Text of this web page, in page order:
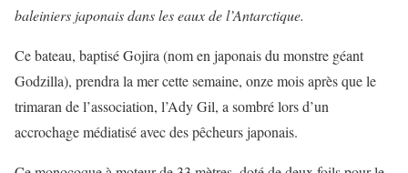
baleiniers japonais dans les eaux de l’Antarctique.
Ce bateau, baptisé Gojira (nom en japonais du monstre géant
Godzilla), prendra la mer cette semaine, onze mois après que le
trimaran de l’association, l’Ady Gil, a sombré lors d’un
accrochage médiatisé avec des pêcheurs japonais.